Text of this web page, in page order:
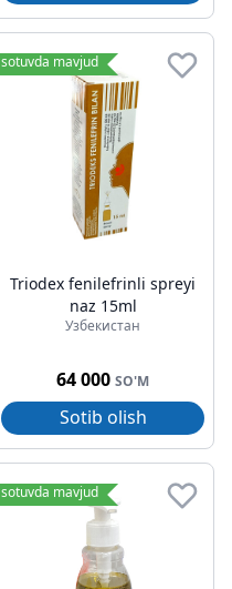
sotuvda mavjud
Triodex fenilefrinli spreyi
naz 15ml
Узбекистан
64 000 SO'M
Sotib olish
sotuvda mavjud